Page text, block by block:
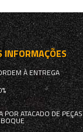
INFORMAÇÕES
À ENTREGA
POR ATACADO DE PEÇAS